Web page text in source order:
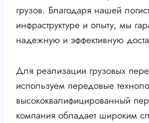
грузов. Благодаря нашей
инфраструктуре и опыту, мы
надежную и эффективную
Для реализации грузовых
используем передовые
высококвалифицированный
компания обладает широким